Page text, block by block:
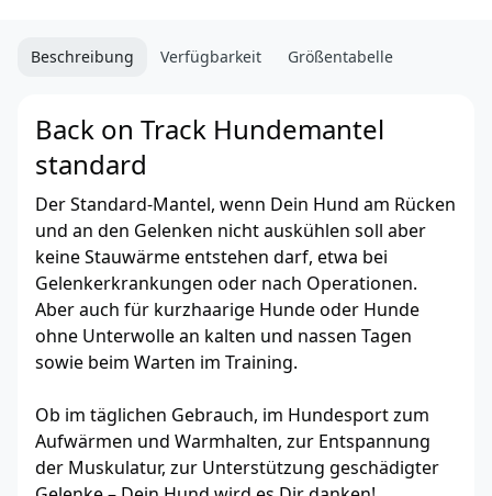
Beschreibung Verfügbarkeit Größentabelle
Back on Track Hundemantel
standard
Der Standard-Mantel, wenn Dein Hund am Rücken
und an den Gelenken nicht auskühlen soll aber
keine Stauwärme entstehen darf, etwa bei
Gelenkerkrankungen oder nach Operationen.
Aber auch für kurzhaarige Hunde oder Hunde
ohne Unterwolle an kalten und nassen Tagen
sowie beim Warten im Training.
Ob im täglichen Gebrauch, im Hundesport zum
Aufwärmen und Warmhalten, zur Entspannung
der Muskulatur, zur Unterstützung geschädigter